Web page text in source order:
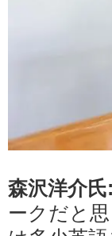
森沢洋介氏:
ークだと